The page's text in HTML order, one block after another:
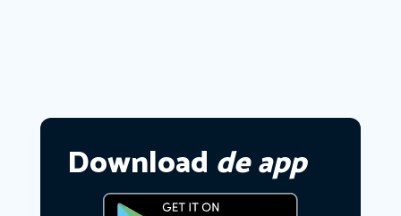
Download de app